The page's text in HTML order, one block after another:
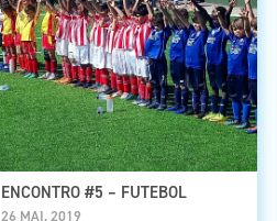
ENCONTRO #5 – FUTEBOL
26 MAI, 2019